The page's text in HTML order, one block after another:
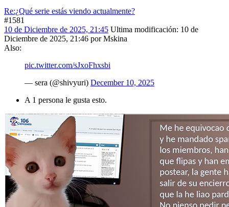
Re:¿Qué serie estás viendo actualmente?
#1581
10 de Diciembre de 2025, 21:45 Ultima modificación: 10 de
Diciembre de 2025, 21:46 por Mskina
Also:
pic.twitter.com/sJxoFhxsbi
— sera (@shivyuri) December 10, 2025
A 1 persona le gusta esto.